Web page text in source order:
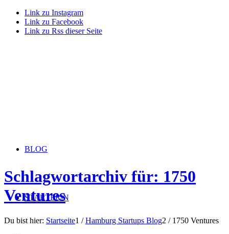
Link zu Instagram
Link zu Facebook
Link zu Rss dieser Seite
BLOG
STARTERiN
Schlagwortarchiv für: 1750
Ventures
Du bist hier: Startseite1 / Hamburg Startups Blog2 / 1750 Ventures